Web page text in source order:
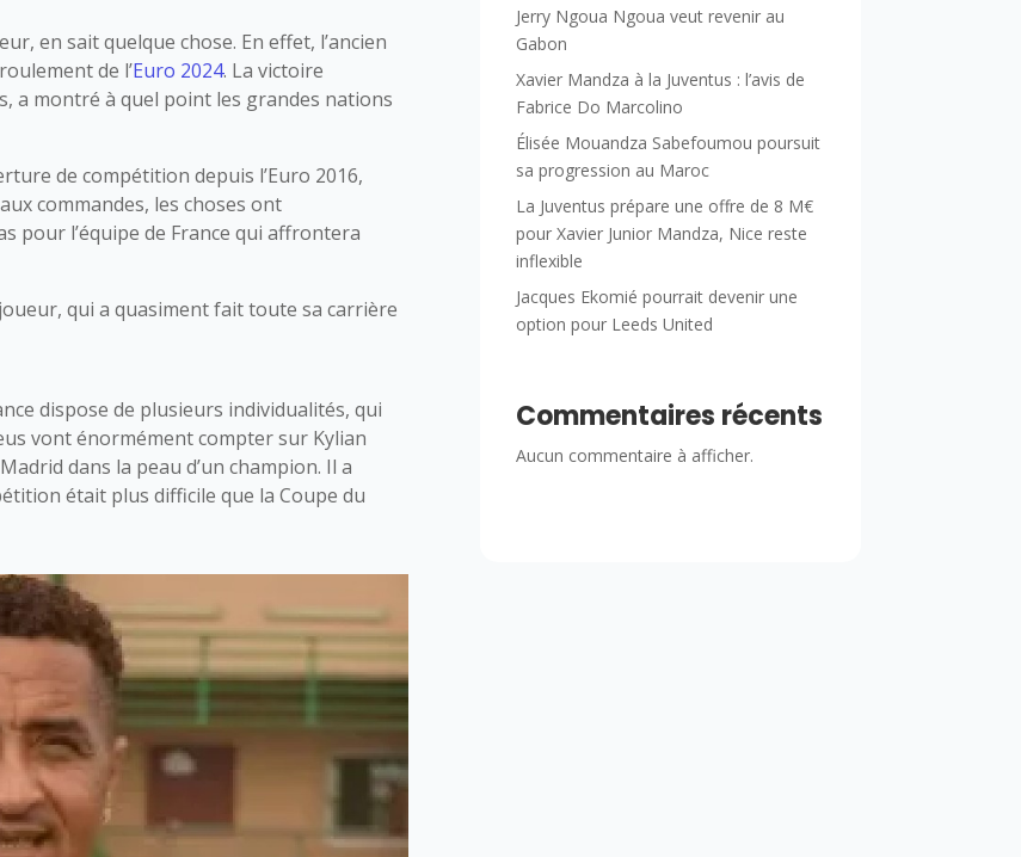
en sait quelque chose. En effet, l’ancien
de l’Euro 2024. La victoire
a montré à quel point les grandes nations
de compétition depuis l’Euro 2016,
commandes, les choses ont
pour l’équipe de France qui affrontera
joueur, qui a quasiment fait toute sa carrière
dispose de plusieurs individualités, qui
vont énormément compter sur Kylian
dans la peau d’un champion. Il a
était plus difficile que la Coupe du
Jerry Ngoua Ngoua veut revenir au
Gabon
Xavier Mandza à la Juventus : l’avis de
Fabrice Do Marcolino
Élisée Mouandza Sabefoumou poursuit
sa progression au Maroc
La Juventus prépare une offre de 8 M€
pour Xavier Junior Mandza, Nice reste
inflexible
Jacques Ekomié pourrait devenir une
option pour Leeds United
Commentaires récents
Aucun commentaire à afficher.